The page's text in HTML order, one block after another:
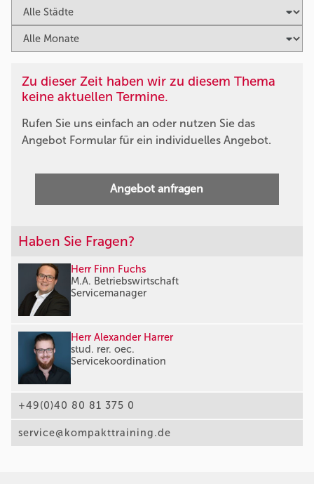
Zu dieser Zeit haben wir zu diesem Thema
keine aktuellen Termine.
Rufen Sie uns einfach an oder nutzen Sie das
Angebot Formular für ein individuelles Angebot.
Angebot anfragen
Haben Sie Fragen?
Herr Finn Fuchs
M.A. Betriebswirtschaft
Servicemanager
Herr Alexander Harrer
stud. rer. oec.
Servicekoordination
+49(0)40 80 81 375 0
service@kompakttraining.de